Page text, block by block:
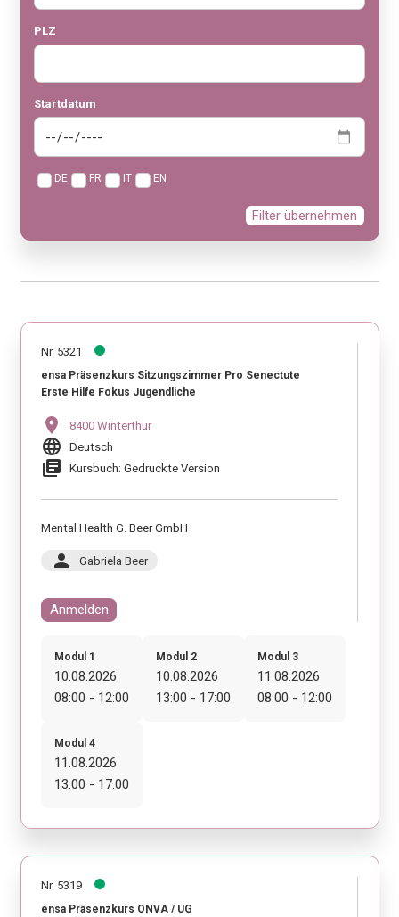
PLZ
Startdatum
DE FR IT EN
Filter übernehmen
Nr. 5321
ensa Präsenzkurs Sitzungszimmer Pro Senectute
Erste Hilfe Fokus Jugendliche
location_on 8400 Winterthur
language Deutsch
library_books Kursbuch: Gedruckte Version
Mental Health G. Beer GmbH
person Gabriela Beer
Anmelden
Modul 1
10.08.2026
08:00 - 12:00
Modul 2
10.08.2026
13:00 - 17:00
Modul 3
11.08.2026
08:00 - 12:00
Modul 4
11.08.2026
13:00 - 17:00
Nr. 5319
ensa Präsenzkurs ONVA / UG